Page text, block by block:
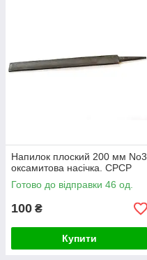
Напилок плоский 200 мм No3
оксамитова насічка. СРСР
Готово до відправки 46 од.
100 ₴
Купити